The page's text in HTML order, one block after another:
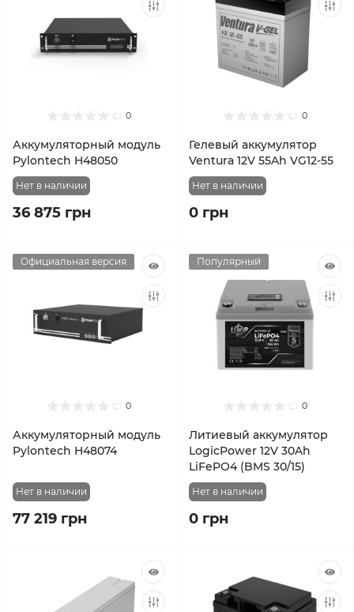
0
Аккумуляторный модуль
Pylontech H48050
Нет в наличии
36 875 грн
0
Гелевый аккумулятор
Ventura 12V 55Ah VG12-55
Нет в наличии
0 грн
Официальная версия
0
Аккумуляторный модуль
Pylontech H48074
Нет в наличии
77 219 грн
Популярный
0
Литиевый аккумулятор
LogicPower 12V 30Ah
LiFePO4 (BMS 30/15)
Нет в наличии
0 грн